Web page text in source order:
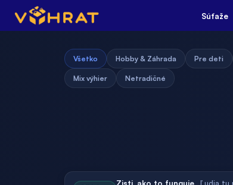
Súťaže
Všetko Hobby & Záhrada Pre deti
Mix výhier Netradičné